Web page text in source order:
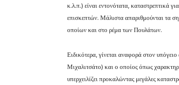
κ.λ.π.) είναι εντονότατα, καταστρεπτικά
επισκεπτών. Μάλιστα απαριθμούνται τα
οποίων και στο ρέμα των Πουλάτων.
Ειδικότερα, γίνεται αναφορά στον
Μιχαλιτσάτο) και ο οποίος όπως
υπερχειλίζει προκαλώντας μεγάλες